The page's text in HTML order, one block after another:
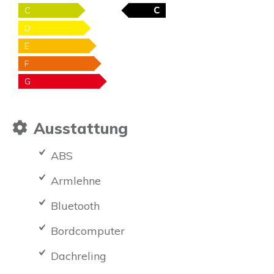
C C
D
E
F
G
Ausstattung
ABS
Armlehne
Bluetooth
Bordcomputer
Dachreling